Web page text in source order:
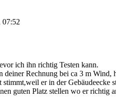
07:52
ich ihn richtig Testen kann.
deiner Rechnung bei ca 3 m
er in der Gebäudeecke
guten Platz stellen wo er